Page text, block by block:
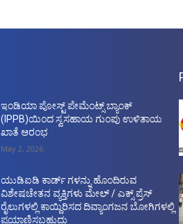
ಇಂಡಿಯಾ ಪೋಸ್ಟ್ ಪೇಮೆಂಟ್ಸ್ ಬ್ಯಾಂಕ್
(IPPB)ಯಿಂದ ಸ್ವಸಹಾಯ ಗುಂಪು ಉಳಿತಾಯ
ಖಾತೆ ಆರಂಭ
May 2, 2026
ಯುಡಿಐಡಿ ಕಾರ್ಡ್ ಗಳನ್ನು ಹೊಂದಿರುವ
ವಿಶೇಷಚೇತನ ವ್ಯಕ್ತಿಗಳು ಮೇಲ್ / ಎಕ್ಸ್ ಪ್ರೆಸ್
ರೈಲುಗಳಲ್ಲಿ ಕಾಯ್ದಿರಿಸದ ದಿವ್ಯಾಂಗಜನ ಬೋಗಿಗಳಲ್ಲಿ
ಪ್ರಯಾಣಿಸಬಹುದು